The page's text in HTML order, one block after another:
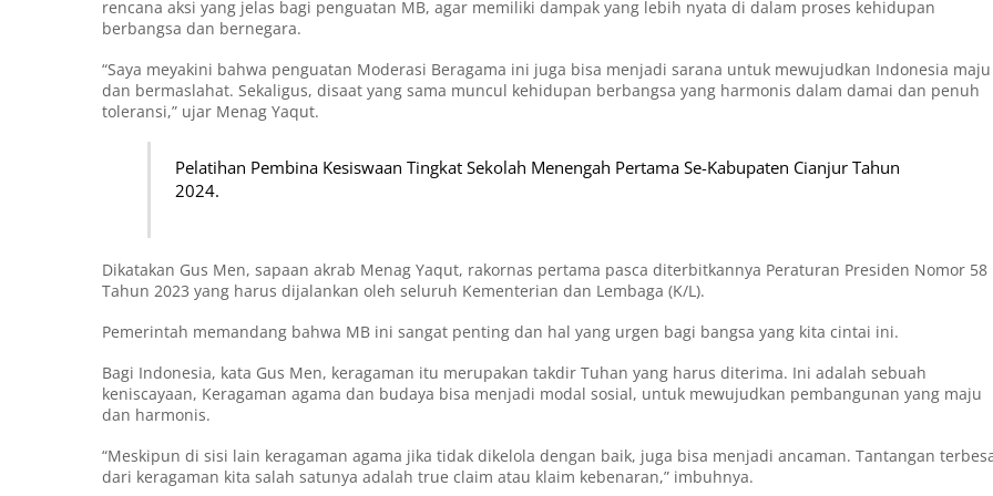
rencana aksi yang jelas bagi penguatan MB, agar memiliki dampak yang lebih nyata di dalam proses kehidupan
berbangsa dan bernegara.
“Saya meyakini bahwa penguatan Moderasi Beragama ini juga bisa menjadi sarana untuk mewujudkan Indonesia maju
dan bermaslahat. Sekaligus, disaat yang sama muncul kehidupan berbangsa yang harmonis dalam damai dan penuh
toleransi,” ujar Menag Yaqut.
Pelatihan Pembina Kesiswaan Tingkat Sekolah Menengah Pertama Se-Kabupaten Cianjur Tahun
2024.
Dikatakan Gus Men, sapaan akrab Menag Yaqut, rakornas pertama pasca diterbitkannya Peraturan Presiden Nomor 58
Tahun 2023 yang harus dijalankan oleh seluruh Kementerian dan Lembaga (K/L).
Pemerintah memandang bahwa MB ini sangat penting dan hal yang urgen bagi bangsa yang kita cintai ini.
Bagi Indonesia, kata Gus Men, keragaman itu merupakan takdir Tuhan yang harus diterima. Ini adalah sebuah
keniscayaan, Keragaman agama dan budaya bisa menjadi modal sosial, untuk mewujudkan pembangunan yang maju
dan harmonis.
“Meskipun di sisi lain keragaman agama jika tidak dikelola dengan baik, juga bisa menjadi ancaman. Tantangan
dari keragaman kita salah satunya adalah true claim atau klaim kebenaran,” imbuhnya.